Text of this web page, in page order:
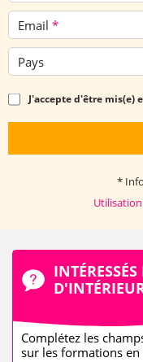
Email *
Pays
J'accepte d'être mis(e)
*
Complétez les
sur les formations